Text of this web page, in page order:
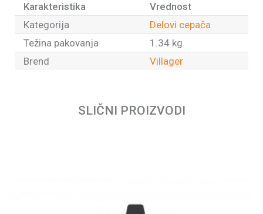
Karakteristika
Vrednost
Kategorija
Delovi cepača
Težina pakovanja
1.34 kg
Brend
Villager
SLIČNI PROIZVODI